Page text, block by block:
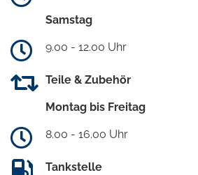
Samstag
9.00 - 12.00 Uhr
Teile & Zubehör
Montag bis Freitag
8.00 - 16.00 Uhr
Tankstelle